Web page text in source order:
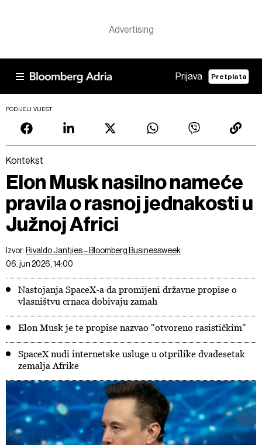
Prijava Pretplata
PODIJELI VIJEST
Kontekst
Elon Musk nasilno nameće
pravila o rasnoj jednakosti u
Južnoj Africi
Izvor: Rivaldo Jantjies – Bloomberg Businessweek
06. jun 2026, 14:00
Nastojanja SpaceX-a da promijeni državne propise o
vlasništvu crnaca dobivaju zamah
Elon Musk je te propise nazvao "otvoreno rasističkim"
SpaceX nudi internetske usluge u otprilike dvadesetak
zemalja Afrike